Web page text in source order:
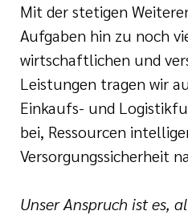
Mit der stetigen
Aufgaben hin zu noch
wirtschaftlichen und
Leistungen tragen wir
Einkaufs- und
bei, Ressourcen
Versorgungssicherheit
Unser Anspruch ist es,